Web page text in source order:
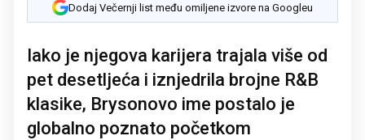
Dodaj Večernji list među omiljene izvore na Googleu
Iako je njegova karijera trajala više od
pet desetljeća i iznjedrila brojne R&B
klasike, Brysonovo ime postalo je
globalno poznato početkom